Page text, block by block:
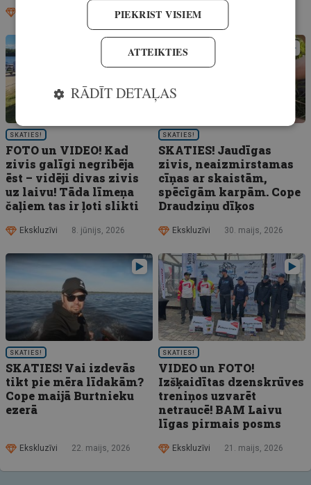
30. jūnijs, 2026
SKATIES!
FOTO un VIDEO! Kad
zivis galīgi negribēja
ēst – vidēji divas zivis
uz laivu! Tāda līmeņa
čaļiem tas ir ļoti slikti
Ekskluzīvi 8. jūnijs, 2026
SKATIES!
SKATIES! Jaudīgas
zivis, neaizmirstamas
cīņas ar skaistām,
spēcīgām karpām. Cope
Draudziņu dīķos
Ekskluzīvi 30. maijs, 2026
SKATIES!
SKATIES! Vai izdevās
tikt pie mēra līdakām?
Cope maijā Burtnieku
ezerā
Ekskluzīvi 22. maijs, 2026
SKATIES!
VIDEO un FOTO!
Izšķaidītas dzenskrūves
treniņos uzvarēt
netraucē! BAM Laivu
līgas pirmais posms
Ekskluzīvi 21. maijs, 2026
PIEKRIST VISIEM
ATTEIKTIES
RĀDĪT DETAĻAS